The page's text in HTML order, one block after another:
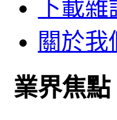
下載雜
關於我
業界焦點